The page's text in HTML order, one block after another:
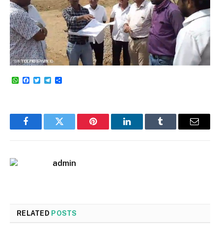
WhatsApp
Facebook
TwitterTelegram
FacebookTwitter Pinterest LinkedInTumblr Email
admin
RELATED POSTS